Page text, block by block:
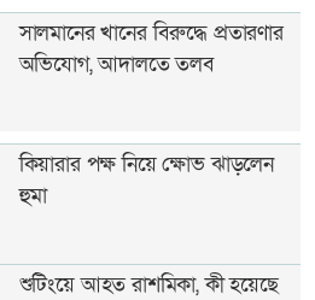
সালমানের খানের বিরুদ্ধে প্রতারণার
অভিযোগ, আদালতে তলব
কিয়ারার পক্ষ নিয়ে ক্ষোভ ঝাড়লেন
হুমা
শুটিংয়ে আহত রাশমিকা, কী হয়েছে